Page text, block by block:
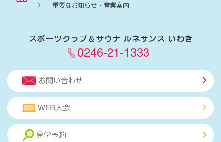
重要なお知らせ・営業案内
スポーツクラブ＆サウナ ルネサンス いわき
0246-21-1333
お問い合わせ
WEB入会
見学予約